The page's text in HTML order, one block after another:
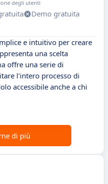
degli utenti
Demo gratuita
e intuitivo per creare
una scelta
offre una serie di
l'intero processo di
accessibile anche a chi
di più